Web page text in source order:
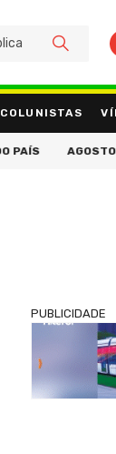
COLUNISTAS
AGOSTO LILÁS:
PUBLICIDADE